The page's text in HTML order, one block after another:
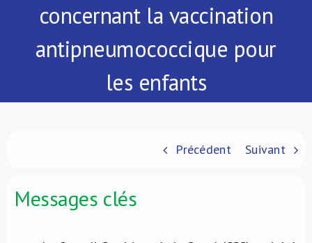
concernant la vaccination
antipneumococcique pour
les enfants
Précédent Suivant
Messages clés